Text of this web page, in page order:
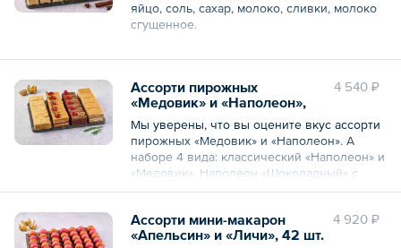
яйцо, соль, сахар, молоко, сливки, молоко
сгущенное.
Общий вес – 1.2 кг
4 540 ₽
Ассорти пирожных
«Медовик» и «Наполеон»,
20 шт.
Мы уверены, что вы оцените вкус ассорти
пирожных «Медовик» и «Наполеон». А
наборе 4 вида: классический «Наполеон» и
«Медовик», Наполеон «Шоколадный» с
малиной и Медовик «Карамельный» с
Общий вес – 1150 г
4 920 ₽
Ассорти мини-макарон
«Апельсин» и «Личи», 42 шт.